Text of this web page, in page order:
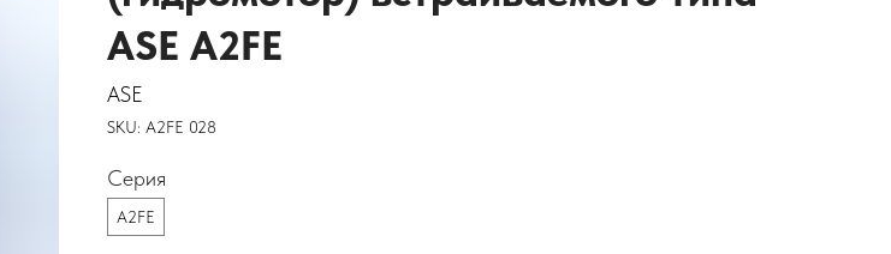
ASE A2FE
ASE
SKU: A2FE 028
Серия
A2FE